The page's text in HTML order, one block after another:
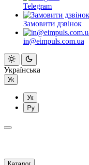
Telegram
Замовити дзвінок
in@eimpuls.com.ua
Українська
Ук
Ук
Ру